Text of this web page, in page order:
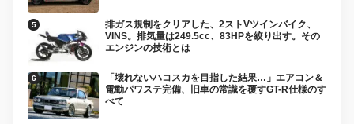
排ガス規制をクリアした、2ストVツインバイク、
VINS。排気量は249.5cc、83HPを絞り出す。その
エンジンの技術とは
「壊れないハコスカを目指した結果…」エアコン＆
電動パワステ完備、旧車の常識を覆すGT-R仕様のす
べて